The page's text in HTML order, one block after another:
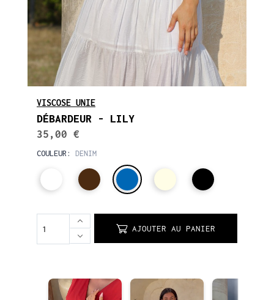
VISCOSE UNIE
DÉBARDEUR - LILY
35,00 €
COULEUR: DENIM
AJOUTER AU PANIER